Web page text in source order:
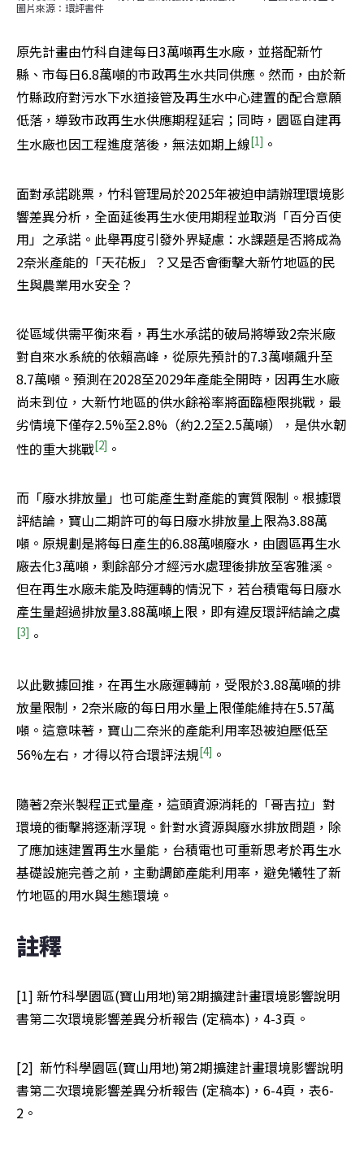
圖片來源：環評書件
原先計畫由竹科自建每日3萬噸再生水廠，並搭配新竹
縣、市每日6.8萬噸的市政再生水共同供應。然而，由於新
竹縣政府對污水下水道接管及再生水中心建置的配合意願
低落，導致市政再生水供應期程延宕；同時，園區自建再
生水廠也因工程進度落後，無法如期上線[1] 。
面對承諾跳票，竹科管理局於2025年被迫申請辦理環境影
響差異分析，全面延後再生水使用期程並取消「百分百使
用」之承諾。此舉再度引發外界疑慮：水課題是否將成為
2奈米產能的「天花板」？又是否會衝擊大新竹地區的民
生與農業用水安全？
從區域供需平衡來看，再生水承諾的破局將導致2奈米廠
對自來水系統的依賴高峰，從原先預計的7.3萬噸飆升至
8.7萬噸。預測在2028至2029年產能全開時，因再生水廠
尚未到位，大新竹地區的供水餘裕率將面臨極限挑戰，最
劣情境下僅存2.5%至2.8%（約2.2至2.5萬噸），是供水韌
性的重大挑戰[2] 。
而「廢水排放量」也可能產生對產能的實質限制。根據環
評結論，寶山二期許可的每日廢水排放量上限為3.88萬
噸。原規劃是將每日產生的6.88萬噸廢水，由園區再生水
廠去化3萬噸，剩餘部分才經污水處理後排放至客雅溪。
但在再生水廠未能及時運轉的情況下，若台積電每日廢水
產生量超過排放量3.88萬噸上限，即有違反環評結論之虞
[3] 。
以此數據回推，在再生水廠運轉前，受限於3.88萬噸的排
放量限制，2奈米廠的每日用水量上限僅能維持在5.57萬
噸。這意味著，寶山二奈米的產能利用率恐被迫壓低至
56%左右，才得以符合環評法規[4] 。
隨著2奈米製程正式量產，這頭資源消耗的「哥吉拉」對
環境的衝擊將逐漸浮現。針對水資源與廢水排放問題，除
了應加速建置再生水量能，台積電也可重新思考於再生水
基礎設施完善之前，主動調節產能利用率，避免犧牲了新
竹地區的用水與生態環境。
註釋
[1] 新竹科學園區(寶山用地)第2期擴建計畫環境影響說明
書第二次環境影響差異分析報告 (定稿本)，4-3頁。
[2]  新竹科學園區(寶山用地)第2期擴建計畫環境影響說明
書第二次環境影響差異分析報告 (定稿本)，6-4頁，表6-
2。